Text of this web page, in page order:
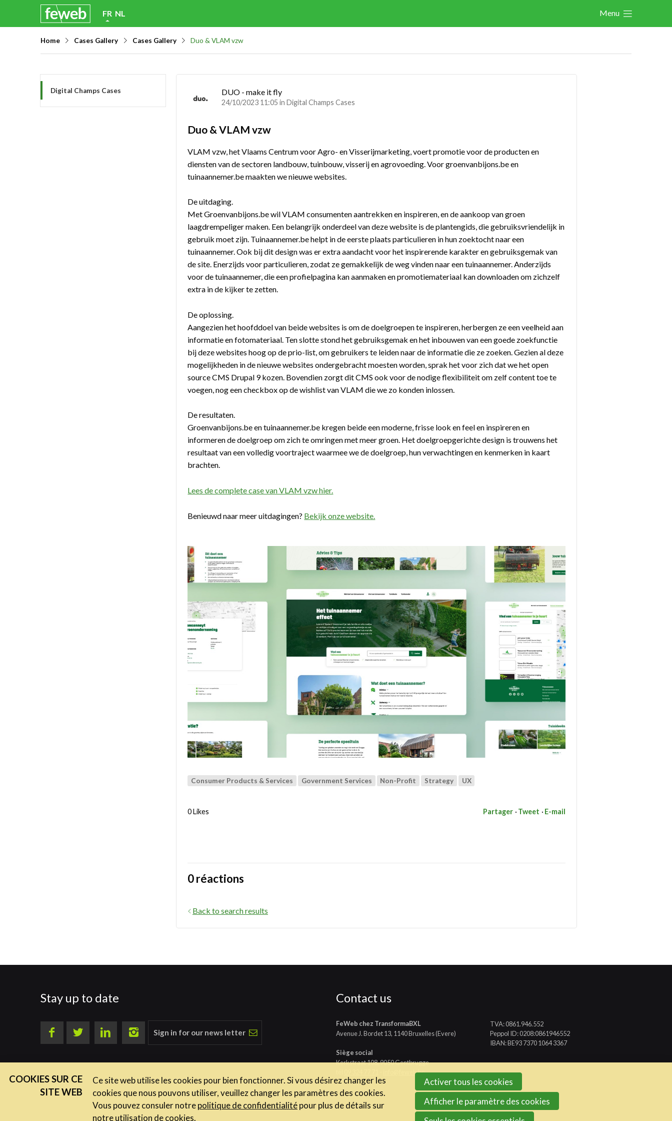
navigation
FR NL Menu
Home Cases Gallery Cases Gallery Duo & VLAM vzw
Digital Champs Cases DUO - make it fly
24/10/2023 11:05 in Digital Champs Cases
Duo & VLAM vzw
VLAM vzw, het Vlaams Centrum voor Agro- en Visserijmarketing, voert promotie voor de producten en
diensten van de sectoren landbouw, tuinbouw, visserij en agrovoeding. Voor groenvanbijons.be en
tuinaannemer.be maakten we nieuwe websites.
De uitdaging.
Met Groenvanbijons.be wil VLAM consumenten aantrekken en inspireren, en de aankoop van groen
laagdrempeliger maken. Een belangrijk onderdeel van deze website is de plantengids, die gebruiksvriendelijk in
gebruik moet zijn. Tuinaannemer.be helpt in de eerste plaats particulieren in hun zoektocht naar een
tuinaannemer. Ook bij dit design was er extra aandacht voor het inspirerende karakter en gebruiksgemak van
de site. Enerzijds voor particulieren, zodat ze gemakkelijk de weg vinden naar een tuinaannemer. Anderzijds
voor de tuinaannemer, die een profielpagina kan aanmaken en promotiemateriaal kan downloaden om zichzelf
extra in de kijker te zetten.
De oplossing.
Aangezien het hoofddoel van beide websites is om de doelgroepen te inspireren, herbergen ze een veelheid aan
informatie en fotomateriaal. Ten slotte stond het gebruiksgemak en het inbouwen van een goede zoekfunctie
bij deze websites hoog op de prio-list, om gebruikers te leiden naar de informatie die ze zoeken. Gezien al deze
mogelijkheden in de nieuwe websites ondergebracht moesten worden, sprak het voor zich dat we het open
source CMS Drupal 9 kozen. Bovendien zorgt dit CMS ook voor de nodige flexibiliteit om zelf content toe te
voegen, nog een checkbox op de wishlist van VLAM die we zo konden inlossen.
De resultaten.
Groenvanbijons.be en tuinaannemer.be kregen beide een moderne, frisse look en feel en inspireren en
informeren de doelgroep om zich te omringen met meer groen. Het doelgroepgerichte design is trouwens het
resultaat van een volledig voortraject waarmee we de doelgroep, hun verwachtingen en kenmerken in kaart
brachten.
Lees de complete case van VLAM vzw hier.
Benieuwd naar meer uitdagingen? Bekijk onze website.
Consumer Products & Services Government Services Non-Profit Strategy UX
0 Likes Partager Tweet E-mail
0 réactions
Back to search results
Stay up to date
Sign in for our news letter
Contact us
FeWeb chez TransformaBXL
Avenue J. Bordet 13, 1140 Bruxelles (Evere)
Siège social
Kerkstraat 108, 9050 Gentbrugge
info@feweb.be
TVA: 0861.946.552
Peppol ID: 0208:0861946552
IBAN: BE93 7370 1064 3367
COOKIES SUR CE
SITE WEB
Ce site web utilise les cookies pour bien fonctionner. Si vous désirez changer les
cookies que nous pouvons utiliser, veuillez changer les paramètres des cookies.
Vous pouvez consuler notrepolitique de confidentialitépour plus de détails sur
notre utilisation de cookies.
Activer tous les cookies
Afficher le paramètre des cookies